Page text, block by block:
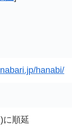
hanabi/
に順延